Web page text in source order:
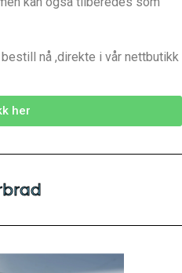
nå ,direkte i vår nettbutikk
her